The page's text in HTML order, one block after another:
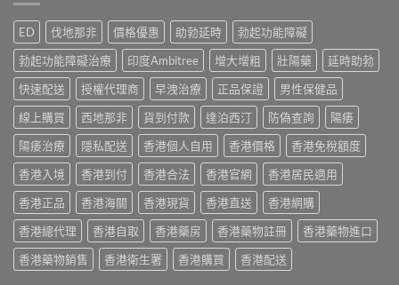
購
買
建
議〉
中
霧
選
購
指
南
與
正
貨
渠
道〉
中
港
5
款
熱
門
男
士
保
健
品
真
實
比
較
與
選
購
用
有
哪
些？
Cialis
常
見
副
作
用
完
整
說
明
與
安
全
ED 伐地那非 價格優惠 助勃延時
勃起功能障礙
勃起功能障礙治療
印度Ambitree 增大增粗 壯陽藥
延時助勃
快速配送
授權代理商 早洩治療 正品保證
男性保健品
線上購買
西地那非 貨到付款 達泊西汀 防偽查詢
陽痿
陽痿治療
隱私配送 香港個人自用 香港價格
香港免稅額度
香港入境
香港到付 香港合法 香港官網
香港居民適用
香港正品
香港海關 香港現貨 香港直送
香港網購
香港總代理
香港自取 香港藥房 香港藥物註冊
香港藥物進口
香港藥物銷售
香港衛生署 香港購買 香港配送